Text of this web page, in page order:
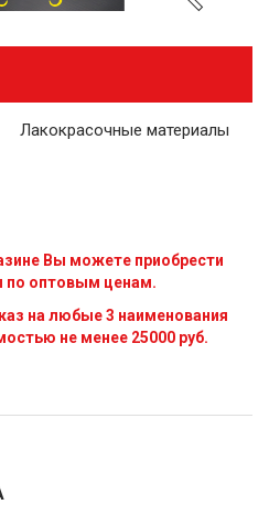
Лакокрасочные материалы
Вы можете приобрести
оптовым ценам.
на любые 3 наименования
не менее 25000 руб.